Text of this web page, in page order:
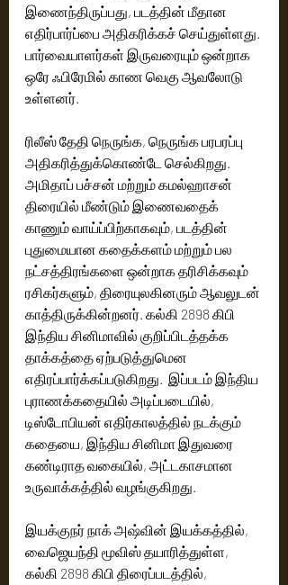
இணைந்திருப்பது, படத்தின் மீதான
எதிர்பார்ப்பை அதிகரிக்கச் செய்துள்ளது.
பார்வையாளர்கள் இருவரையும் ஒன்றாக
ஒரே ஃபிரேமில் காண வெகு ஆவலோடு
உள்ளனர்.
ரிலீஸ் தேதி நெருங்க, நெருங்க பரபரப்பு
அதிகரித்துக்கொண்டே செல்கிறது.
அமிதாப் பச்சன் மற்றும் கமல்ஹாசன்
திரையில் மீண்டும் இணைவதைக்
காணும் வாய்ப்பிற்காகவும், படத்தின்
புதுமையான கதைக்களம் மற்றும் பல
நட்சத்திரங்களை ஒன்றாக தரிசிக்கவும்
ரசிகர்களும், திரையுலகினரும் ஆவலுடன்
காத்திருக்கின்றனர். கல்கி 2898 கிபி
இந்திய சினிமாவில் குறிப்பிடத்தக்க
தாக்கத்தை ஏற்படுத்துமென
எதிரப்பார்க்கப்படுகிறது.  இப்படம் இந்திய
புராணக்கதையில் அடிப்படையில்,
டிஸ்டோபியன் எதிர்காலத்தில் நடக்கும்
கதையை, இந்திய சினிமா இதுவரை
கண்டிராத வகையில், அட்டகாசமான
உருவாக்கத்தில் வழங்குகிறது.
இயக்குநர் நாக் அஷ்வின் இயக்கத்தில்,
வைஜெயந்தி மூவிஸ் தயாரித்துள்ள,
கல்கி 2898 கிபி திரைப்படத்தில்,